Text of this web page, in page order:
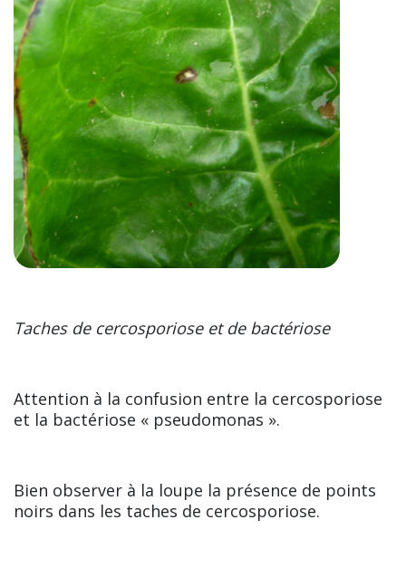
Taches de cercosporiose et de bactériose
Attention à la confusion entre la cercosporiose
et la bactériose « pseudomonas ».
Bien observer à la loupe la présence de points
noirs dans les taches de cercosporiose.